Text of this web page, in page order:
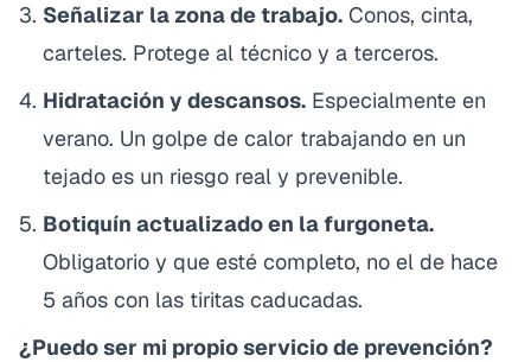
Señalizar la zona de trabajo. Conos, cinta,
carteles. Protege al técnico y a terceros.
Hidratación y descansos. Especialmente en
verano. Un golpe de calor trabajando en un
tejado es un riesgo real y prevenible.
Botiquín actualizado en la furgoneta.
Obligatorio y que esté completo, no el de hace
5 años con las tiritas caducadas.
¿Puedo ser mi propio servicio de prevención?